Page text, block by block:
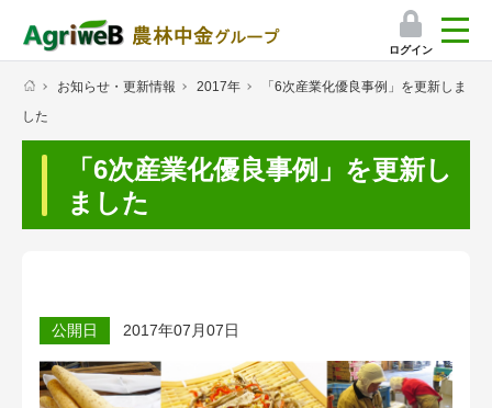
ログイン
検索
マイページ
プレミアムサービス
プレミアムサービスのご紹介
挑戦者たちの奮闘記
お知らせ・更新情報 2017年
「6次産業化優良事例」を更新しま
した
「6次産業化優良事例」を更新し
ました
公開日 2017年07月07日